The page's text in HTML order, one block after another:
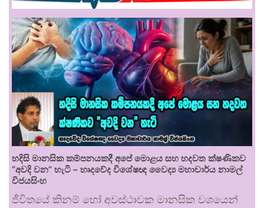
හදිසි මානසික කම්පනයකදී අපේ මොළය සහ හදවත ක්ෂණිකව
“අවදි වන” හැටි – හෘදවේද විශේෂඥ වෛද්‍ය මහාචාර්ය නාමල්
විජයසිංහ
ජීවිතයේ කිනම් හෝ අවස්ථාවක මානසික වශයෙන්